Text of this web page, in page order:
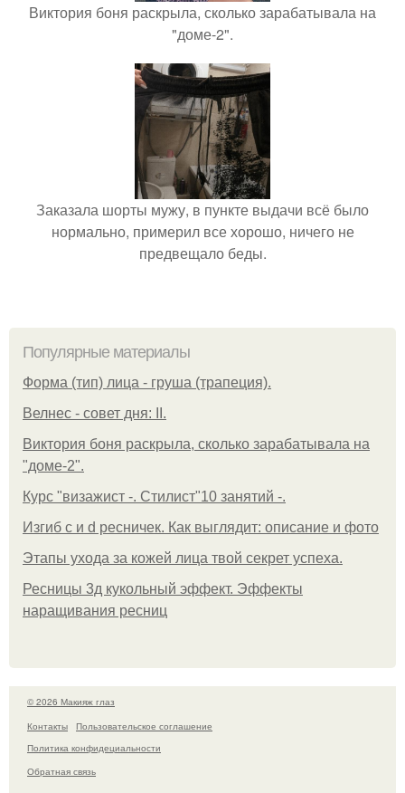
Виктория боня раскрыла, сколько зарабатывала на
"доме-2".
Заказала шорты мужу, в пункте выдачи всё было
нормально, примерил все хорошо, ничего не
предвещало беды.
Популярные материалы
Форма (тип) лица - груша (трапеция).
Велнес - совет дня: II.
Виктория боня раскрыла, сколько зарабатывала на
"доме-2".
Курс "визажист -. Стилист"10 занятий -.
Изгиб c и d ресничек. Как выглядит: описание и фото
Этапы ухода за кожей лица твой секрет успеха.
Ресницы 3д кукольный эффект. Эффекты
наращивания ресниц
© 2026 Макияж глаз
Контакты
Пользовательское соглашение
Политика конфидециальности
Обратная связь